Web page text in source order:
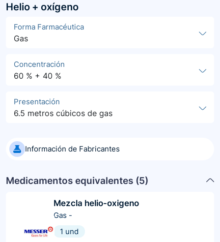
Helio + oxígeno
Forma Farmacéutica
Gas
Concentración
60 % + 40 %
Presentación
6.5 metros cúbicos de gas
Información de Fabricantes
Medicamentos equivalentes (5)
Mezcla helio-oxigeno
Gas -
1 und